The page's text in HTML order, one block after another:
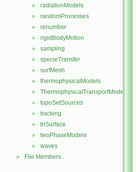
► radiationModels
► randomProcesses
► renumber
► rigidBodyMotion
► sampling
► specieTransfer
► surfMesh
► thermophysicalModels
► ThermophysicalTransportModels
► topoSetSources
► tracking
► triSurface
► twoPhaseModels
► waves
► File Members